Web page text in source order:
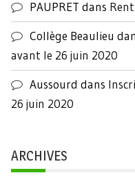
PAUPRET dans
Collège Beaulieu
avant le 26 juin 2020
Aussourd dans
26 juin 2020
ARCHIVES